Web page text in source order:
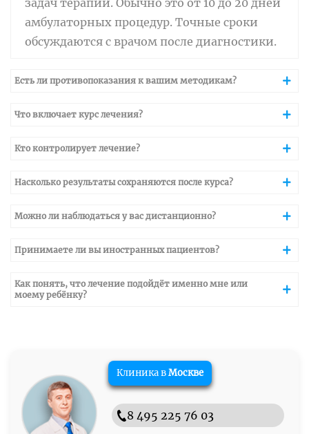
задач терапии. Обычно это от 10 до 20 дней
амбулаторных процедур. Точные сроки
обсуждаются с врачом после диагностики.
Есть ли противопоказания к вашим методикам?
Что включает курс лечения?
Кто контролирует лечение?
Насколько результаты сохраняются после курса?
Можно ли наблюдаться у вас дистанционно?
Принимаете ли вы иностранных пациентов?
Как понять, что лечение подойдёт именно мне или
моему ребёнку?
Клиника вМоскве
8 495 225 76 03